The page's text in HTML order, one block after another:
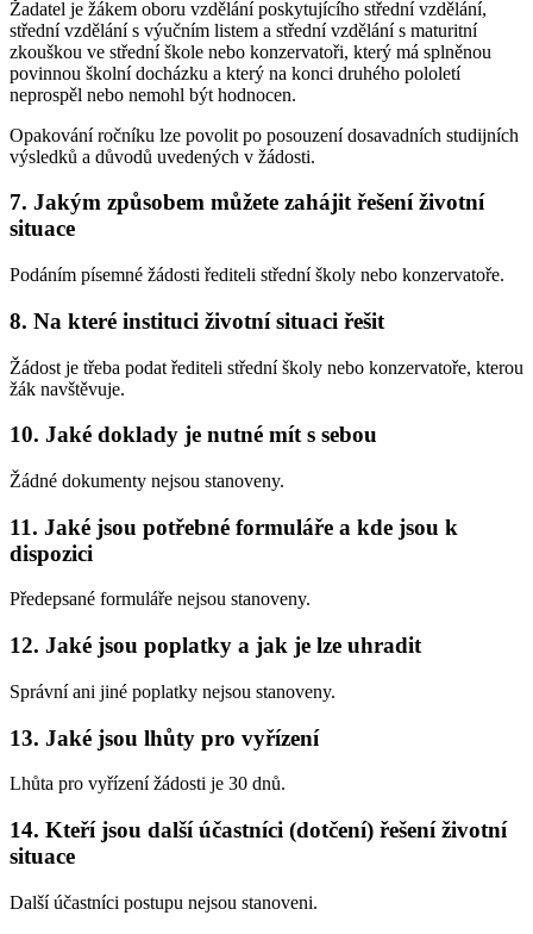
Žadatel je žákem oboru vzdělání poskytujícího střední vzdělání,
střední vzdělání s výučním listem a střední vzdělání s maturitní
zkouškou ve střední škole nebo konzervatoři, který má splněnou
povinnou školní docházku a který na konci druhého pololetí
neprospěl nebo nemohl být hodnocen.
Opakování ročníku lze povolit po posouzení dosavadních studijních
výsledků a důvodů uvedených v žádosti.
7. Jakým způsobem můžete zahájit řešení životní
situace
Podáním písemné žádosti řediteli střední školy nebo konzervatoře.
8. Na které instituci životní situaci řešit
Žádost je třeba podat řediteli střední školy nebo konzervatoře, kterou
žák navštěvuje.
10. Jaké doklady je nutné mít s sebou
Žádné dokumenty nejsou stanoveny.
11. Jaké jsou potřebné formuláře a kde jsou k
dispozici
Předepsané formuláře nejsou stanoveny.
12. Jaké jsou poplatky a jak je lze uhradit
Správní ani jiné poplatky nejsou stanoveny.
13. Jaké jsou lhůty pro vyřízení
Lhůta pro vyřízení žádosti je 30 dnů.
14. Kteří jsou další účastníci (dotčení) řešení životní
situace
Další účastníci postupu nejsou stanoveni.